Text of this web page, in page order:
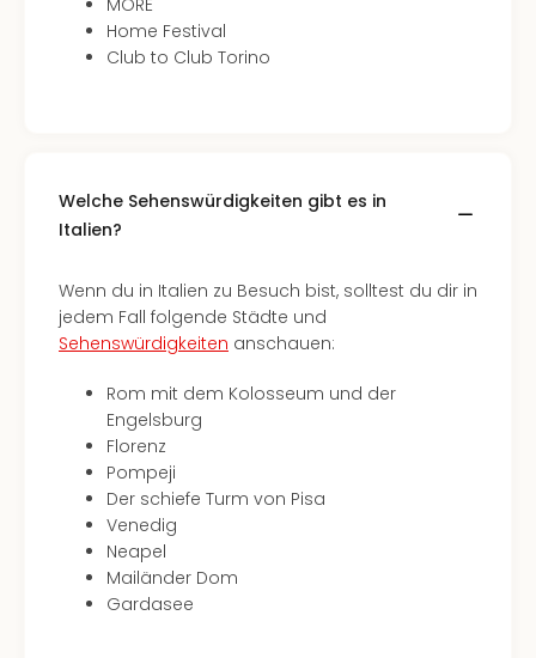
MORE
Home Festival
Club to Club Torino
Welche Sehenswürdigkeiten gibt es in
Italien?
Wenn du in Italien zu Besuch bist, solltest du dir in
jedem Fall folgende Städte und
Sehenswürdigkeiten anschauen:
Rom mit dem Kolosseum und der
Engelsburg
Florenz
Pompeji
Der schiefe Turm von Pisa
Venedig
Neapel
Mailänder Dom
Gardasee